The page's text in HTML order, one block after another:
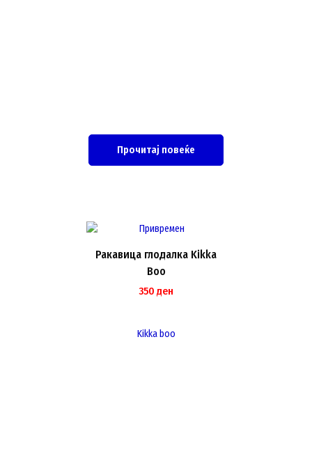
Прочитај повеќе
Ракавица глодалка Kikka
Boo
350 ден
Kikka boo